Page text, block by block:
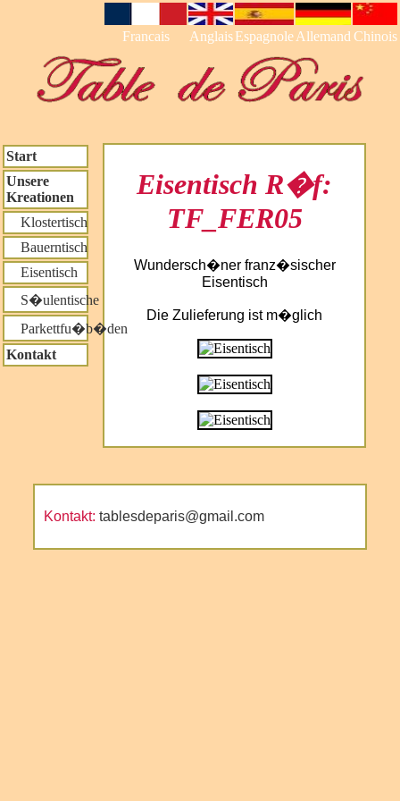
Francais Anglais EspagnoleAllemand Chinois
Start
Unsere
Kreationen
Klostertisch
Bauerntisch
Eisentisch
S�ulentische
Parkettfu�b�den
Kontakt
Eisentisch R�f:
TF_FER05
Wundersch�ner franz�sischer
Eisentisch
Die Zulieferung ist m�glich
Kontakt: tablesdeparis@gmail.com